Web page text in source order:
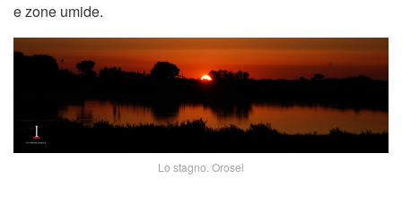
e zone umide.
Lo stagno. Orosei